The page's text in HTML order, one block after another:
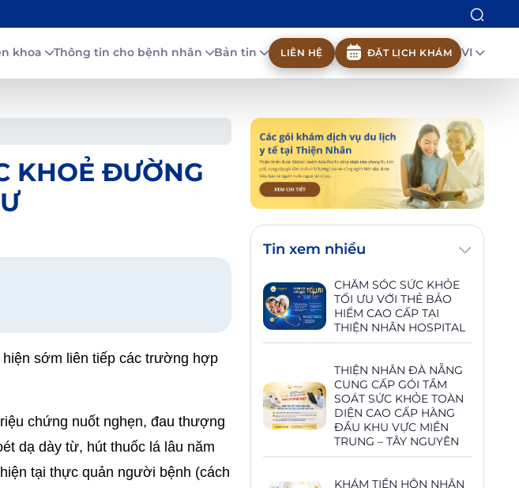
khoa Thông tin cho bệnh nhân Bản tin LIÊN HỆ ĐẶT LỊCH KHÁM VI
KHOẺ ĐƯỜNG
hiện sớm liên tiếp các trường hợp
chứng nuốt nghẹn, đau thượng
dạ dày từ, hút thuốc lá lâu năm
tại thực quản người bệnh (cách
Tin xem nhiều
CHĂM SÓC SỨC KHỎE
TỐI ƯU VỚI THẺ BẢO
HIỂM CAO CẤP TẠI
THIỆN NHÂN HOSPITAL
THIỆN NHÂN ĐÀ NẴNG
CUNG CẤP GÓI TẦM
SOÁT SỨC KHỎE TOÀN
DIỆN CAO CẤP HÀNG
ĐẦU KHU VỰC MIỀN
TRUNG – TÂY NGUYÊN
KHÁM TIỀN HÔN NHÂN